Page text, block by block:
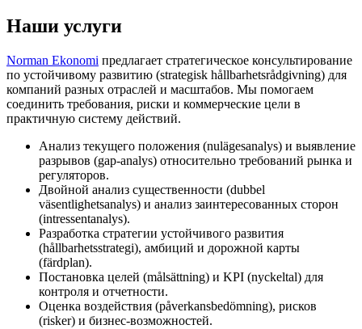
Наши услуги
Norman Ekonomi предлагает стратегическое консультирование
по устойчивому развитию (strategisk hållbarhetsrådgivning) для
компаний разных отраслей и масштабов. Мы помогаем
соединить требования, риски и коммерческие цели в
практичную систему действий.
Анализ текущего положения (nulägesanalys) и выявление
разрывов (gap-analys) относительно требований рынка и
регуляторов.
Двойной анализ существенности (dubbel
väsentlighetsanalys) и анализ заинтересованных сторон
(intressentanalys).
Разработка стратегии устойчивого развития
(hållbarhetsstrategi), амбиций и дорожной карты
(färdplan).
Постановка целей (målsättning) и KPI (nyckeltal) для
контроля и отчетности.
Оценка воздействия (påverkansbedömning), рисков
(risker) и бизнес-возможностей.